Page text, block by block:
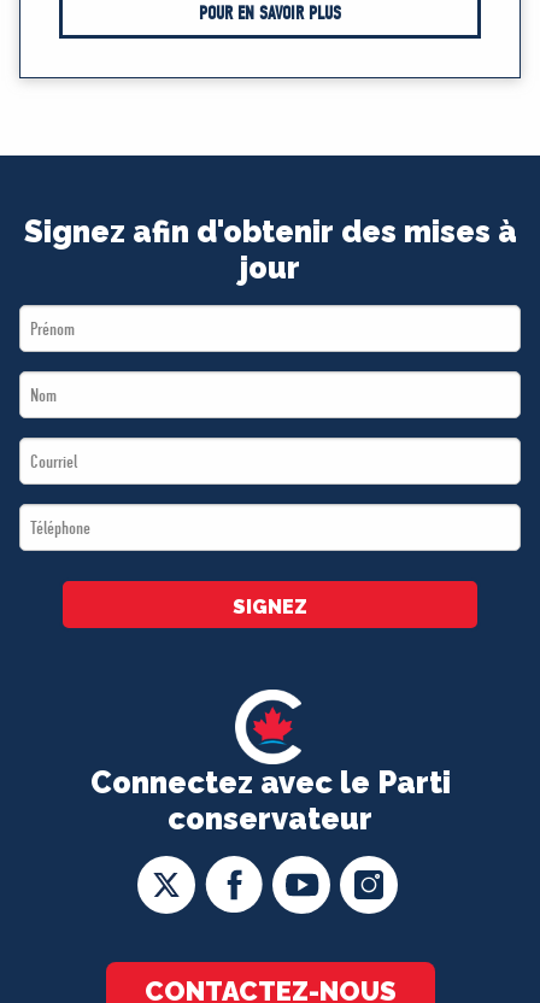
POUR EN SAVOIR PLUS
Connectez avec le Parti
conservateur
CONTACTEZ-NOUS
Signez afin d'obtenir des mises à
jour
First
Name
Last
Name
Email
*
Téléphone
*
SIGNEZ